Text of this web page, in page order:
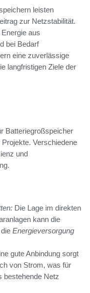
leisten
zur Netzstabilität.
aus
bei Bedarf
eine zuverlässige
langfristigen Ziele der
Batteriegroßspeicher
Verschiedene
und
Die Lage im direkten
kann die
Energieversorgung
gute Anbindung sorgt
von Strom, was für
bestehende Netz